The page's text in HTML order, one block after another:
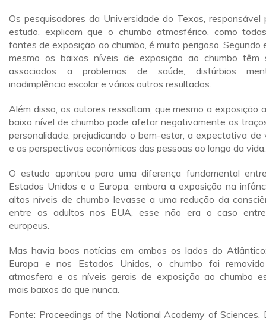
Os pesquisadores da Universidade do Texas, responsável
estudo, explicam que o chumbo atmosférico, como
fontes de exposição ao chumbo, é muito perigoso. Segundo
mesmo os baixos níveis de exposição ao chumbo têm
associados a problemas de saúde, distúrbios
inadimplência escolar e vários outros resultados.
Além disso, os autores ressaltam, que mesmo a exposição
baixo nível de chumbo pode afetar negativamente os
personalidade, prejudicando o bem-estar, a expectativa de
e as perspectivas econômicas das pessoas ao longo da vida.
O estudo apontou para uma diferença fundamental
Estados Unidos e a Europa: embora a exposição na
altos níveis de chumbo levasse a uma redução da
entre os adultos nos EUA, esse não era o caso
europeus.
Mas havia boas notícias em ambos os lados do
Europa e nos Estados Unidos, o chumbo foi
atmosfera e os níveis gerais de exposição ao chumbo
mais baixos do que nunca.
Fonte: Proceedings of the National Academy of Sciences.